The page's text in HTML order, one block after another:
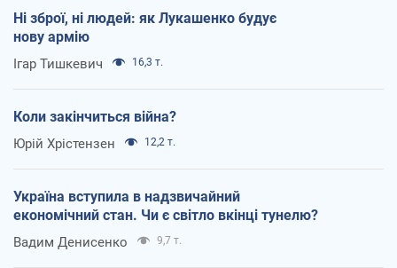
Ні зброї, ні людей: як Лукашенко будує
нову армію
Ігар Тишкевич 16,3 т.
Коли закінчиться війна?
Юрій Хрістензен 12,2 т.
Україна вступила в надзвичайний
економічний стан. Чи є світло вкінці тунелю?
Вадим Денисенко 9,7 т.